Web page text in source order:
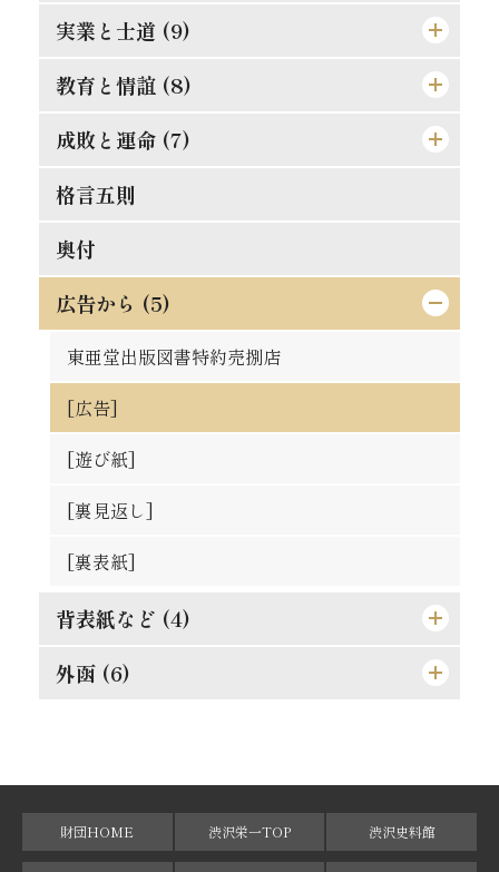
得意時代と失意時代
[格言]
[格言]
偉き人と完き人
正に就き邪に遠ざかるの道
[格言]
防貧の第一要義
罪は金銭にあらず
能く集め能く散ぜよ
道徳は進化すべきか
斯の如き矛盾を根絶すべし
人生観の両面
修験者の失敗
真正なる文明
発展の一大要素
廓清の急務なる所以
人格の標準は如何
誤解され易き元気
二宮尊徳と西郷隆盛
修養は理論ではない
須らく其の原因を究むべし
東照公の修養
誤解されたる修養説を駁す
権威ある人格養成法
仁に当つては師に譲らず
金門公園の掛札
唯王道あるのみ
競争の善意と悪意
合理的の経営
[格言]
実業と士道 (9)
武士道は即ち実業道なり
文明人の貪戻
相愛忠恕の道を以て交はるべし
天然の抵抗を征服せよ
摸倣時代に別れよ
果して誰の責任ぞ
教育と情誼 (8)
孝は強ふべきものに非ず
現代教育の得失
偉人と其の母
其罪果して孰れに在りや
理論より実際
孝らしからぬ孝
人物過剰の一大原因
[格言]
成敗と運命 (7)
それ唯忠恕のみ
失敗らしき成功
人事を尽して天命を待て
湖畔の感慨
順逆の二境は何れより来るか
細心にして大胆なれ
成敗は身に残る糟粕
格言五則
奥付
広告から (5)
東亜堂出版図書特約売捌店
[広告]
[遊び紙]
[裏見返し]
[裏表紙]
背表紙など (4)
[背]
[小口]
外函 (6)
[外函（ウラ）]
財団HOME 渋沢栄一TOP 渋沢史料館